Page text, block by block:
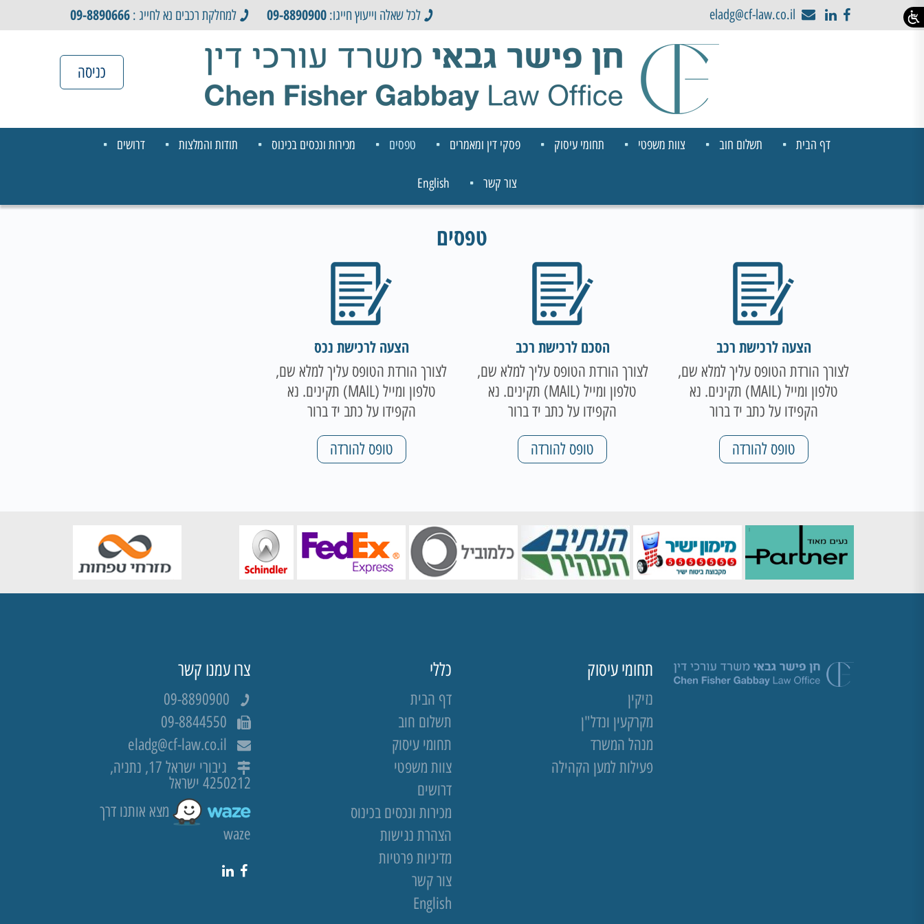
eladg@cf-law.co.il לכל שאלה וייעוץ חייגו: 09-8890900 למחלקת רכבים נא לחייג : 09-8890666
כניסה
דף הבית תשלום חוב צוות משפטי תחומי עיסוק פסקי דין ומאמרים טפסים מכירות ונכסים בכינוס תודות והמלצות דרושים
צור קשר English
טפסים
הצעה לרכישת רכב
לצורך הורדת הטופס עליך למלא שם,
טלפון ומייל (MAIL) תקינים. נא
הקפידו על כתב יד ברור
טופס להורדה
הסכם לרכישת רכב
לצורך הורדת הטופס עליך למלא שם,
טלפון ומייל (MAIL) תקינים. נא
הקפידו על כתב יד ברור
טופס להורדה
הצעה לרכישת נכס
לצורך הורדת הטופס עליך למלא שם,
טלפון ומייל (MAIL) תקינים. נא
הקפידו על כתב יד ברור
טופס להורדה
תחומי עיסוק
נזיקין
מקרקעין ונדל"ן
מנהל המשרד
פעילות למען הקהילה
כללי
דף הבית
תשלום חוב
תחומי עיסוק
צוות משפטי
דרושים
מכירות ונכסים בכינוס
הצהרת נגישות
מדיניות פרטיות
צור קשר
English
צרו עמנו קשר
09-8890900
09-8844550
eladg@cf-law.co.il
גיבורי ישראל 17, נתניה,
4250212 ישראל
מצא אותנו דרך
waze